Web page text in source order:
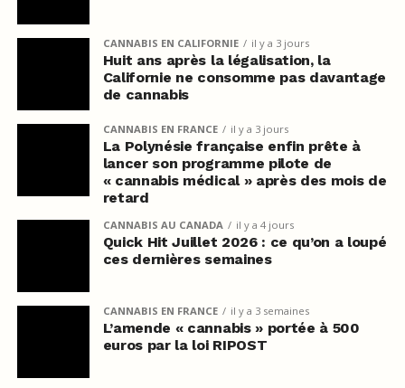
CANNABIS EN CALIFORNIE il y a 3 jours
Huit ans après la légalisation, la
Californie ne consomme pas davantage
de cannabis
CANNABIS EN FRANCE il y a 3 jours
La Polynésie française enfin prête à
lancer son programme pilote de
« cannabis médical » après des mois de
retard
CANNABIS AU CANADA il y a 4 jours
Quick Hit Juillet 2026 : ce qu’on a loupé
ces dernières semaines
CANNABIS EN FRANCE il y a 3 semaines
L’amende « cannabis » portée à 500
euros par la loi RIPOST